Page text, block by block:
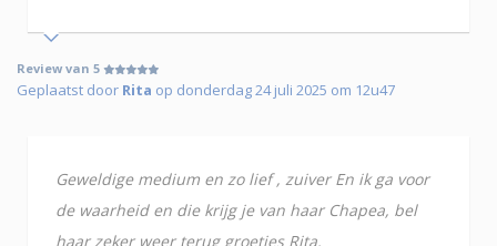
Review van 5
Geplaatst door Rita op donderdag 24 juli 2025 om 12u47
Geweldige medium en zo lief , zuiver En ik ga voor
de waarheid en die krijg je van haar Chapea, bel
haar zeker weer terug groetjes Rita.